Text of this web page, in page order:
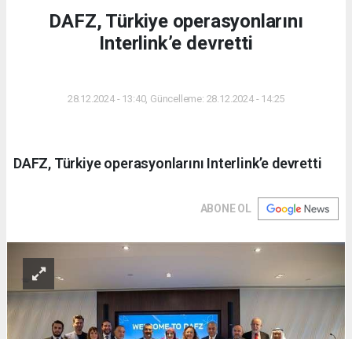
DAFZ, Türkiye operasyonlarını
Interlink’e devretti
28.12.2024 - 13:40, Güncelleme: 28.12.2024 - 14:25
DAFZ, Türkiye operasyonlarını Interlink’e devretti
ABONE OL